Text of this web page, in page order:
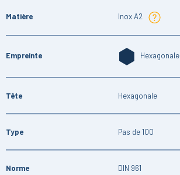
Matière Inox A2
Empreinte Hexagonale
Tête Hexagonale
Type Pas de 100
Norme DIN 961